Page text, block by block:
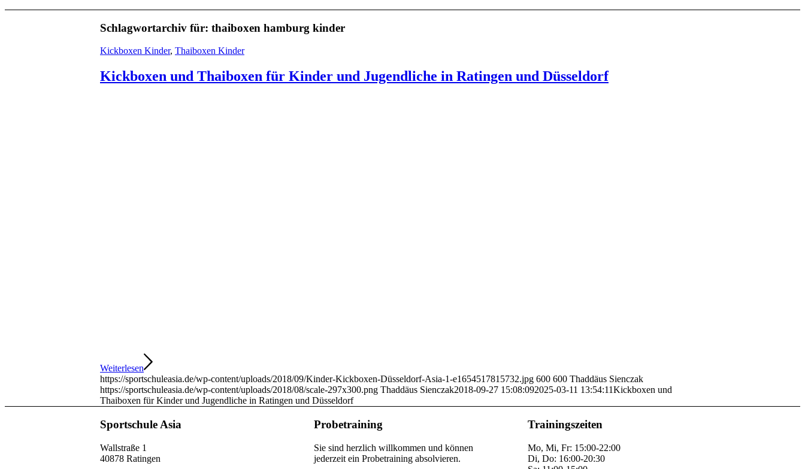
Schlagwortarchiv für: thaiboxen hamburg kinder
Kickboxen Kinder, Thaiboxen Kinder
Kickboxen und Thaiboxen für Kinder und Jugendliche in Ratingen und Düsseldorf
Weiterlesen
https://sportschuleasia.de/wp-content/uploads/2018/09/Kinder-Kickboxen-Düsseldorf-Asia-1-e1654517815732.jpg 600 600 Thaddäus Sienczak
https://sportschuleasia.de/wp-content/uploads/2018/08/scale-297x300.png Thaddäus Sienczak2018-09-27 15:08:092025-03-11 13:54:11Kickboxen und
Thaiboxen für Kinder und Jugendliche in Ratingen und Düsseldorf
Sportschule Asia
Wallstraße 1
40878 Ratingen
Probetraining
Sie sind herzlich willkommen und können
jederzeit ein Probetraining absolvieren.
Trainingszeiten
Mo, Mi, Fr: 15:00-22:00
Di, Do: 16:00-20:30